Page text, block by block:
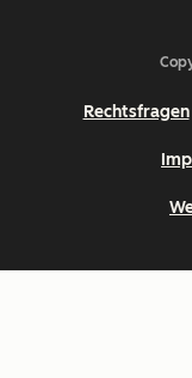
Rechtsfragen